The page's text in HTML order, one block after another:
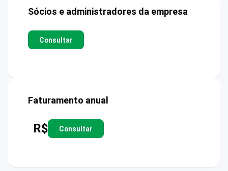
Sócios e administradores da empresa
Consultar
Faturamento anual
R$ Consultar